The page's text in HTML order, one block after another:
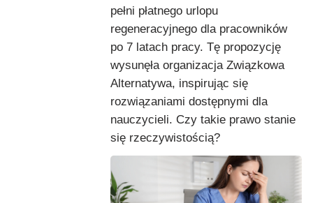
pełni płatnego urlopu
regeneracyjnego dla pracowników
po 7 latach pracy. Tę propozycję
wysunęła organizacja Związkowa
Alternatywa, inspirując się
rozwiązaniami dostępnymi dla
nauczycieli. Czy takie prawo stanie
się rzeczywistością?